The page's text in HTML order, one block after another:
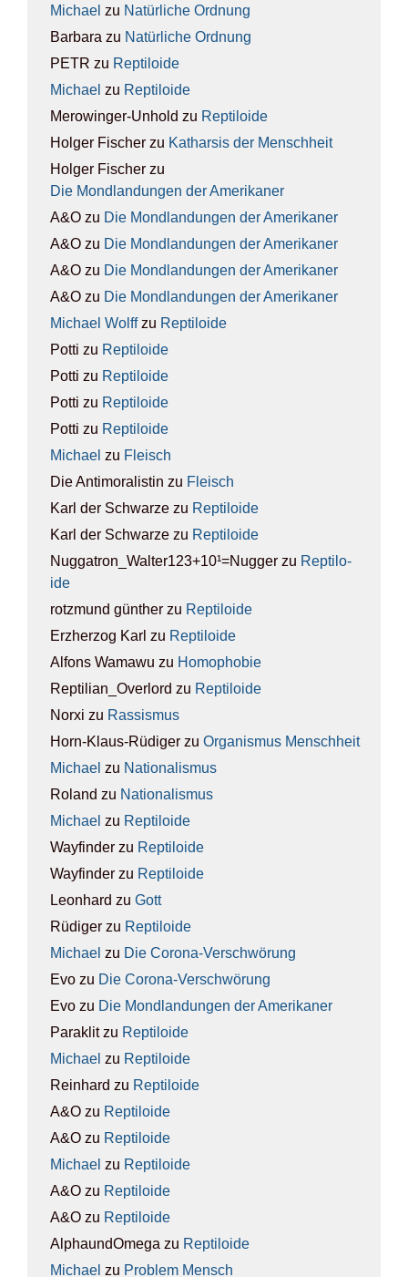
Michael zu Natür­li­che Ord­nung
Barbara zu Natür­li­che Ord­nung
PETR zu Rep­ti­lo­ide
Michael zu Rep­ti­lo­ide
Merowinger-Unhold zu Rep­ti­lo­ide
Holger Fischer zu Kathar­sis der Mensch­heit
Holger Fischer zu
Die Mond­lan­dun­gen der Ame­ri­ka­ner
A&O zu Die Mond­lan­dun­gen der Ame­ri­ka­ner
A&O zu Die Mond­lan­dun­gen der Ame­ri­ka­ner
A&O zu Die Mond­lan­dun­gen der Ame­ri­ka­ner
A&O zu Die Mond­lan­dun­gen der Ame­ri­ka­ner
Michael Wolffzu Rep­ti­lo­ide
Potti zu Rep­ti­lo­ide
Potti zu Rep­ti­lo­ide
Potti zu Rep­ti­lo­ide
Potti zu Rep­ti­lo­ide
Michael zu Fleisch
Die Antimoralistin zu Fleisch
Karl der Schwarze zu Rep­ti­lo­ide
Karl der Schwarze zu Rep­ti­lo­ide
Nuggatron_Walter123+10¹=Nugger zu Rep­ti­lo­
ide
rotzmund günther zu Rep­ti­lo­ide
Erzherzog Karl zu Rep­ti­lo­ide
Alfons Wamawu zu Homo­pho­bie
Reptilian_Overlord zu Rep­ti­lo­ide
Norxi zu Ras­sis­mus
Horn-Klaus-Rüdiger zu Orga­nis­mus Mensch­heit
Michael zu Natio­na­lis­mus
Roland zu Natio­na­lis­mus
Michael zu Rep­ti­lo­ide
Wayfinder zu Rep­ti­lo­ide
Wayfinder zu Rep­ti­lo­ide
Leonhard zu Gott
Rüdiger zu Rep­ti­lo­ide
Michael zu Die Coro­na-Ver­schwö­rung
Evo zu Die Coro­na-Ver­schwö­rung
Evo zu Die Mond­lan­dun­gen der Ame­ri­ka­ner
Paraklitzu Rep­ti­lo­ide
Michael zu Rep­ti­lo­ide
Reinhard zu Rep­ti­lo­ide
A&O zu Rep­ti­lo­ide
A&O zu Rep­ti­lo­ide
Michael zu Rep­ti­lo­ide
A&O zu Rep­ti­lo­ide
A&O zu Rep­ti­lo­ide
AlphaundOmega zu Rep­ti­lo­ide
Michael zu Pro­blem Mensch